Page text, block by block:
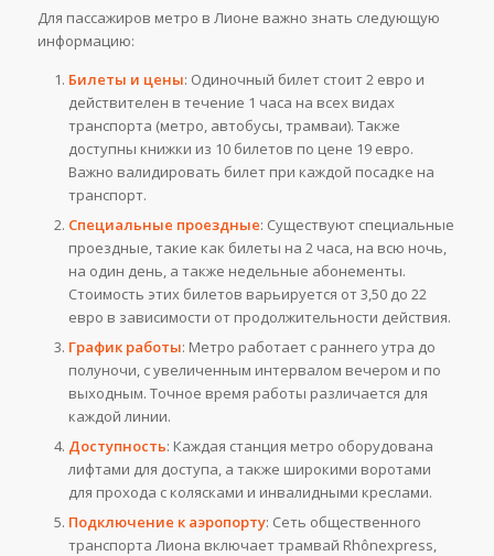
Для пассажиров метро в Лионе важно знать следующую
информацию:
Билеты и цены: Одиночный билет стоит 2 евро и
действителен в течение 1 часа на всех видах
транспорта (метро, автобусы, трамваи). Также
доступны книжки из 10 билетов по цене 19 евро.
Важно валидировать билет при каждой посадке на
транспорт.
Специальные проездные: Существуют специальные
проездные, такие как билеты на 2 часа, на всю ночь,
на один день, а также недельные абонементы.
Стоимость этих билетов варьируется от 3,50 до 22
евро в зависимости от продолжительности действия.
График работы: Метро работает с раннего утра до
полуночи, с увеличенным интервалом вечером и по
выходным. Точное время работы различается для
каждой линии.
Доступность: Каждая станция метро оборудована
лифтами для доступа, а также широкими воротами
для прохода с колясками и инвалидными креслами.
Подключение к аэропорту: Сеть общественного
транспорта Лиона включает трамвай Rhônexpress,